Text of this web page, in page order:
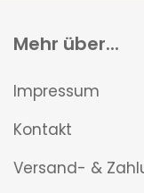
Mehr über...
Impressum
Kontakt
Versand- &